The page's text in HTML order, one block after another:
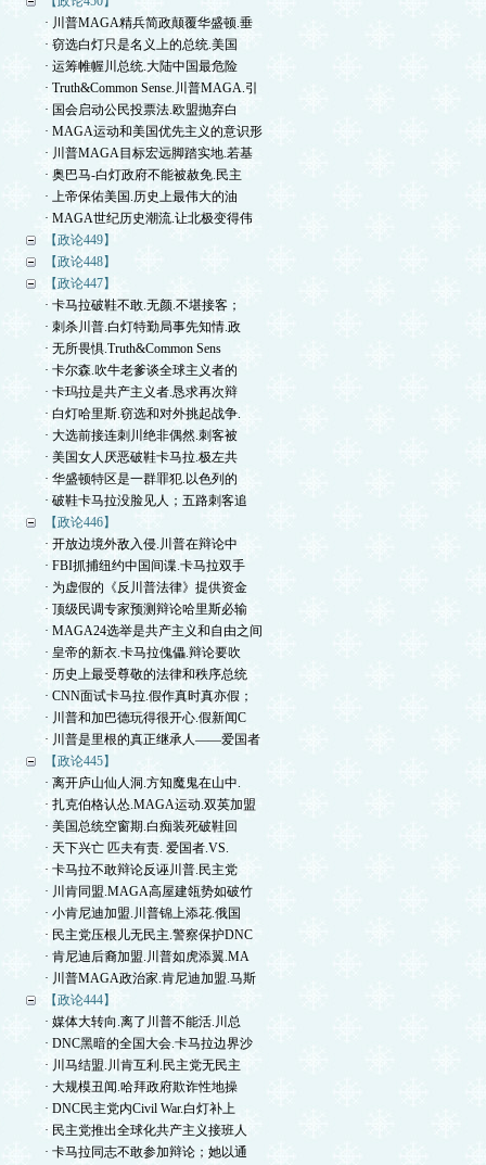
· 川普MAGA精兵简政颠覆华盛顿.垂
· 窃选白灯只是名义上的总统.美国
· 运筹帷幄川总统.大陆中国最危险
· Truth&Common Sense.川普MAGA.引
· 国会启动公民投票法.欧盟抛弃白
· MAGA运动和美国优先主义的意识形
· 川普MAGA目标宏远脚踏实地.若基
· 奥巴马-白灯政府不能被赦免.民主
· 上帝保佑美国.历史上最伟大的油
· MAGA世纪历史潮流.让北极变得伟
【政论449】
【政论448】
【政论447】
· 卡马拉破鞋不敢.无颜.不堪接客；
· 刺杀川普.白灯特勤局事先知情.政
· 无所畏惧.Truth&Common Sens
· 卡尔森.吹牛老爹谈全球主义者的
· 卡玛拉是共产主义者.恳求再次辩
· 白灯哈里斯.窃选和对外挑起战争.
· 大选前接连刺川绝非偶然.刺客被
· 美国女人厌恶破鞋卡马拉.极左共
· 华盛顿特区是一群罪犯.以色列的
· 破鞋卡马拉没脸见人；五路刺客追
【政论446】
· 开放边境外敌入侵.川普在辩论中
· FBI抓捕纽约中国间谍.卡马拉双手
· 为虚假的《反川普法律》提供资金
· 顶级民调专家预测辩论哈里斯必输
· MAGA24选举是共产主义和自由之间
· 皇帝的新衣.卡马拉傀儡.辩论要吹
· 历史上最受尊敬的法律和秩序总统
· CNN面试卡马拉.假作真时真亦假；
· 川普和加巴德玩得很开心.假新闻C
· 川普是里根的真正继承人——爱国者
【政论445】
· 离开庐山仙人洞.方知魔鬼在山中.
· 扎克伯格认怂.MAGA运动.双英加盟
· 美国总统空窗期.白痴装死破鞋回
· 天下兴亡 匹夫有责. 爱国者.VS.
· 卡马拉不敢辩论反诬川普.民主党
· 川肯同盟.MAGA高屋建瓴势如破竹
· 小肯尼迪加盟.川普锦上添花.俄国
· 民主党压根儿无民主.警察保护DNC
· 肯尼迪后裔加盟.川普如虎添翼.MA
· 川普MAGA政治家.肯尼迪加盟.马斯
【政论444】
· 媒体大转向.离了川普不能活.川总
· DNC黑暗的全国大会.卡马拉边界沙
· 川马结盟.川肯互利.民主党无民主
· 大规模丑闻.哈拜政府欺诈性地操
· DNC民主党内Civil War.白灯补上
· 民主党推出全球化共产主义接班人
· 卡马拉同志不敢参加辩论；她以通